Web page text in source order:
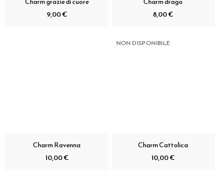
9,00 €
8,00 €
Charm Ravenna
10,00 €
NON DISPONIBILE
Charm Cattolica
10,00 €